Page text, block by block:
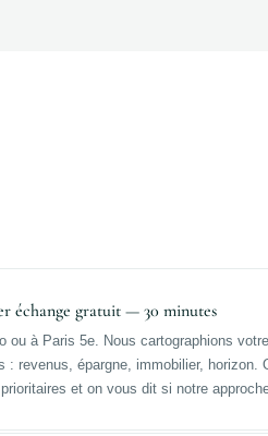
échange gratuit — 30 minutes
ou à Paris 5e. Nous cartographions
: revenus, épargne, immobilier, horizon.
et on vous dit si notre